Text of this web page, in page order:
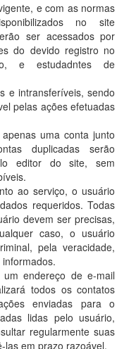
e com as normas
no site
ser acessados por
do devido registro no
e estudadntes de
e intransferíveis, sendo
pelas ações efetuadas
uma conta junto
duplicadas serão
editor do site, sem
ao serviço, o usuário
requeridos. Todas
devem ser precisas,
caso, o usuário
pela veracidade,
endereço de e-mail
todos os contatos
enviadas para o
lidas pelo usuário,
regularmente suas
las em prazo razoável.